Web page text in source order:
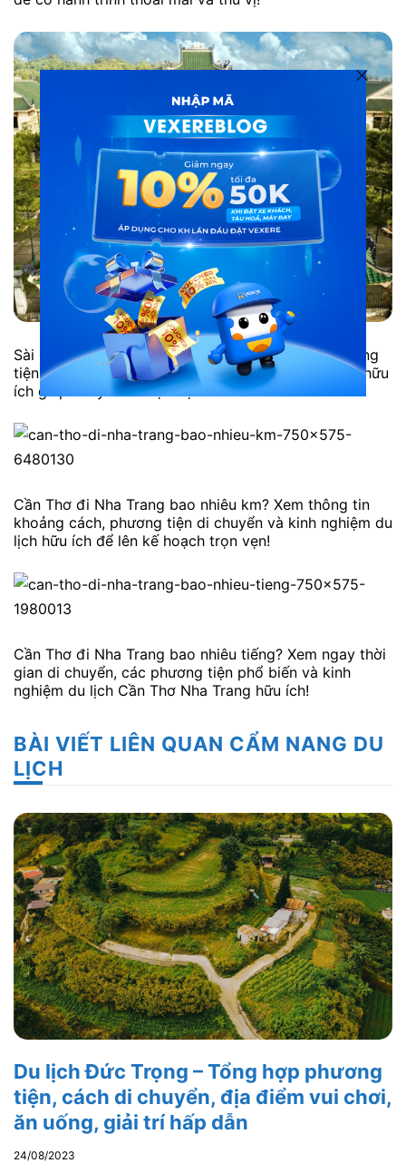
Sài Gòn đi Biên Hoà bao nhiêu tiếng? – Gơi ý phương
tiện di chuyển phù hợp, thời gian đi và những mẹo hữu
ích giúp chuyến đi trọn vẹn!
Cần Thơ đi Nha Trang bao nhiêu km? Xem thông tin
khoảng cách, phương tiện di chuyển và kinh nghiệm du
lịch hữu ích để lên kế hoạch trọn vẹn!
Cần Thơ đi Nha Trang bao nhiêu tiếng? Xem ngay thời
gian di chuyển, các phương tiện phổ biến và kinh
nghiệm du lịch Cần Thơ Nha Trang hữu ích!
BÀI VIẾT LIÊN QUAN CẨM NANG DU
LỊCH
Du lịch Đức Trọng – Tổng hợp phương
tiện, cách di chuyển, địa điểm vui chơi,
ăn uống, giải trí hấp dẫn
24/08/2023